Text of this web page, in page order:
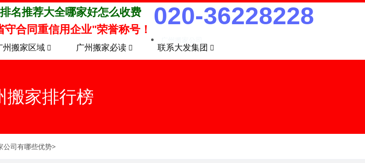
名推荐大全哪家好怎么收费
合同重信用企业"荣誉称号！ 020-36228228
州搬家区域 广州搬家必读 联系大发集团
搬家排行榜
公司有哪些优势>